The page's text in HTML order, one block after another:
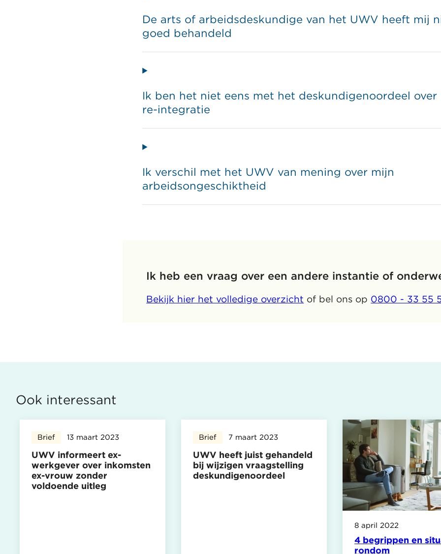
De arts of arbeidsdeskundige van het UWV heeft mij
goed behandeld
Ik ben het niet eens met het deskundigenoordeel over
re-integratie
Ik verschil met het UWV van mening over mijn
arbeidsongeschiktheid
Ik heb een vraag over een andere instantie of
Bekijk hier het volledige overzicht of bel ons op 0800 - 33 55
Ook interessant
UWV informeert ex-
werkgever over inkomsten
ex-vrouw zonder
voldoende uitleg
Brief 13 maart 2023
UWV heeft juist gehandeld
bij wijzigen vraagstelling
deskundigenoordeel
Brief 7 maart 2023
4 begrippen en
rondom
8 april 2022